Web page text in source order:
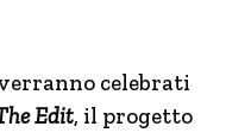
celebrati
Edit, il progetto